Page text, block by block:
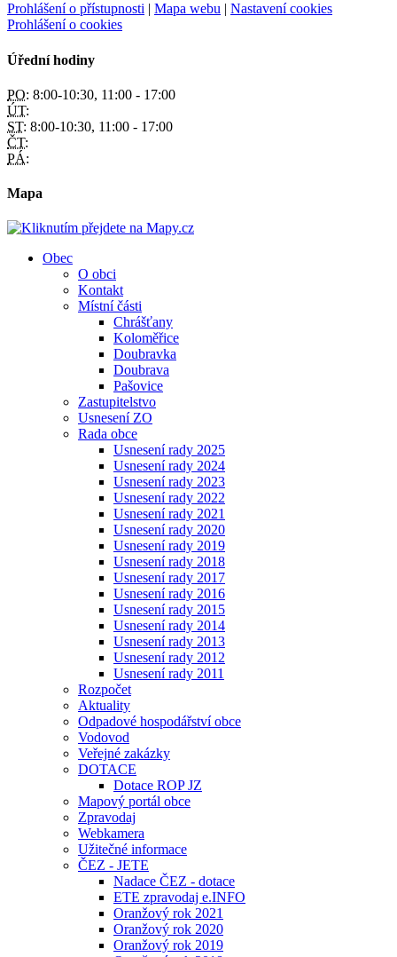
Prohlášení o přístupnosti | Mapa webu | Nastavení cookies
Prohlášení o cookies
Úřední hodiny
PO: 8:00-10:30, 11:00 - 17:00
ÚT:
ST: 8:00-10:30, 11:00 - 17:00
ČT:
PÁ:
Mapa
Obec
O obci
Kontakt
Místní části
Chrášťany
Koloměřice
Doubravka
Doubrava
Pašovice
Zastupitelstvo
Usnesení ZO
Rada obce
Usnesení rady 2025
Usnesení rady 2024
Usnesení rady 2023
Usnesení rady 2022
Usnesení rady 2021
Usnesení rady 2020
Usnesení rady 2019
Usnesení rady 2018
Usnesení rady 2017
Usnesení rady 2016
Usnesení rady 2015
Usnesení rady 2014
Usnesení rady 2013
Usnesení rady 2012
Usnesení rady 2011
Rozpočet
Aktuality
Odpadové hospodářství obce
Vodovod
Veřejné zakázky
DOTACE
Dotace ROP JZ
Mapový portál obce
Zpravodaj
Webkamera
Užitečné informace
ČEZ - JETE
Nadace ČEZ - dotace
ETE zpravodaj e.INFO
Oranžový rok 2021
Oranžový rok 2020
Oranžový rok 2019